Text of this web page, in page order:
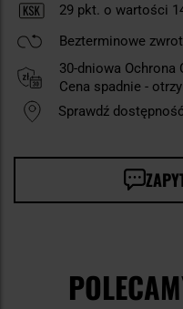
29 pkt. o wartości
Bezterminowe
30-dniowa Ochrona
Cena spadnie -
Sprawdź